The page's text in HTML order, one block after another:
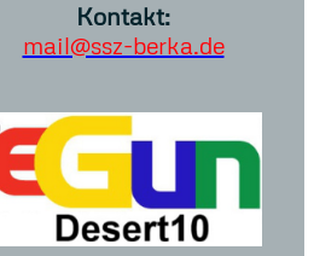
Kontakt:
mail@ssz-berka.de